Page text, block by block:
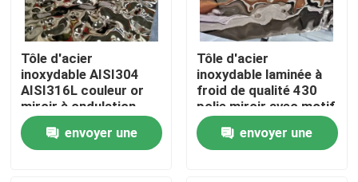
visite de l'usine
Contrôle de la qualité
Nous contacter
Tôle d'acier
inoxydable AISI304
AISI316L couleur or
miroir à ondulation
d'eau pour décoration
de plafondenvoyer une
Tôle d'acier
inoxydable laminée à
froid de qualité 430
polie miroir avec motif
ondulation d'eau et
revêtement PVD
couleur
envoyer une